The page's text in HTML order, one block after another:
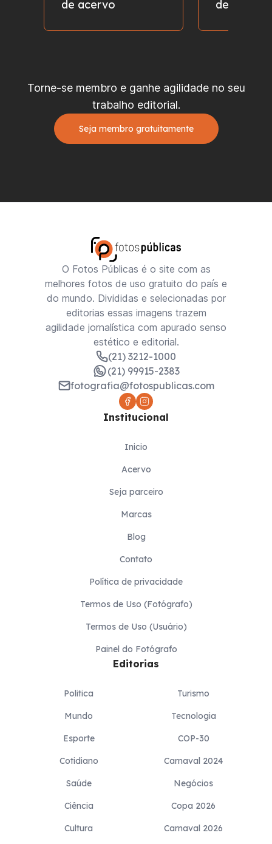
de acervo
de fotos
Torne-se membro e ganhe agilidade no seu
trabalho editorial.
Seja membro gratuitamente
O Fotos Públicas é o site com as
melhores fotos de uso gratuito do país e
do mundo. Divididas e selecionadas por
editorias essas imagens trazem
agilidade jornalística com apurado senso
estético e editorial.
(21) 3212-1000
(21) 99915-2383
fotografia@fotospublicas.com
Institucional
Inicio
Acervo
Seja parceiro
Marcas
Blog
Contato
Política de privacidade
Termos de Uso (Fotógrafo)
Termos de Uso (Usuário)
Painel do Fotógrafo
Editorias
Politica
Mundo
Esporte
Cotidiano
Saúde
Ciência
Cultura
Turismo
Tecnologia
COP-30
Carnaval 2024
Negócios
Copa 2026
Carnaval 2026